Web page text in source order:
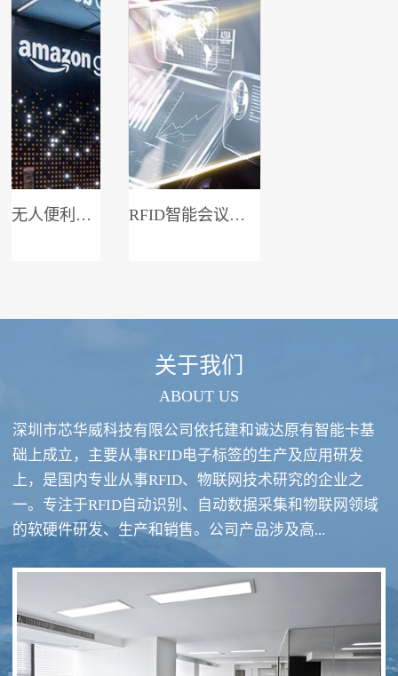
无人便利店系统 RFID智能会议签到系统
RFID酒类防伪系统方案 RFID智慧食堂系统
关于我们
ABOUT US
深圳市芯华威科技有限公司依托建和诚达原有智能卡基
础上成立，主要从事RFID电子标签的生产及应用研发
上，是国内专业从事RFID、物联网技术研究的企业之
一。专注于RFID自动识别、自动数据采集和物联网领域
的软硬件研发、生产和销售。公司产品涉及高...